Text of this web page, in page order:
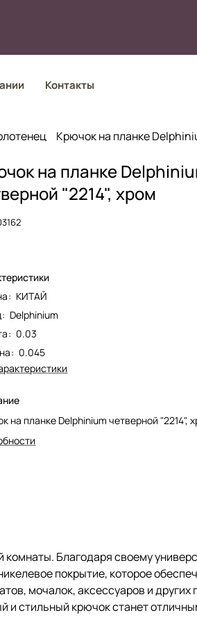
Контакты
Крючок на планке
на планке
"2214", хром
: КИТАЙ
: Delphinium
: 0.03
: 0.045
на планке Delphinium четверной "2214",
Благодаря своему
покрытие, которое
мочалок, аксессуаров и
и стильный крючок станет